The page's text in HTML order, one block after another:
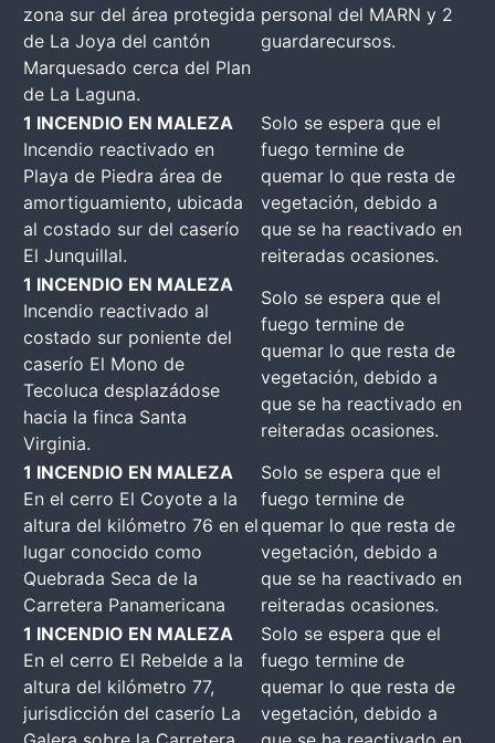
zona sur del área protegida
de La Joya del cantón
Marquesado cerca del Plan
de La Laguna.
personal del MARN y 2
guardarecursos.
1 INCENDIO EN MALEZA
Incendio reactivado en
Playa de Piedra área de
amortiguamiento, ubicada
al costado sur del caserío
El Junquillal.
Solo se espera que el
fuego termine de
quemar lo que resta de
vegetación, debido a
que se ha reactivado en
reiteradas ocasiones.
1 INCENDIO EN MALEZA
Incendio reactivado al
costado sur poniente del
caserío El Mono de
Tecoluca desplazádose
hacia la finca Santa
Virginia.
Solo se espera que el
fuego termine de
quemar lo que resta de
vegetación, debido a
que se ha reactivado en
reiteradas ocasiones.
1 INCENDIO EN MALEZA
En el cerro El Coyote a la
altura del kilómetro 76 en el
lugar conocido como
Quebrada Seca de la
Carretera Panamericana
Solo se espera que el
fuego termine de
quemar lo que resta de
vegetación, debido a
que se ha reactivado en
reiteradas ocasiones.
1 INCENDIO EN MALEZA
En el cerro El Rebelde a la
altura del kilómetro 77,
jurisdicción del caserío La
Solo se espera que el
fuego termine de
quemar lo que resta de
vegetación, debido a